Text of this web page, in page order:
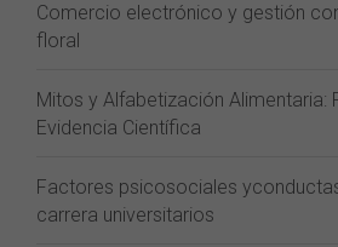
Comercio electrónico y gestión
floral
Mitos y Alfabetización Alimentaria:
Evidencia Científica
Factores psicosociales
carrera universitarios